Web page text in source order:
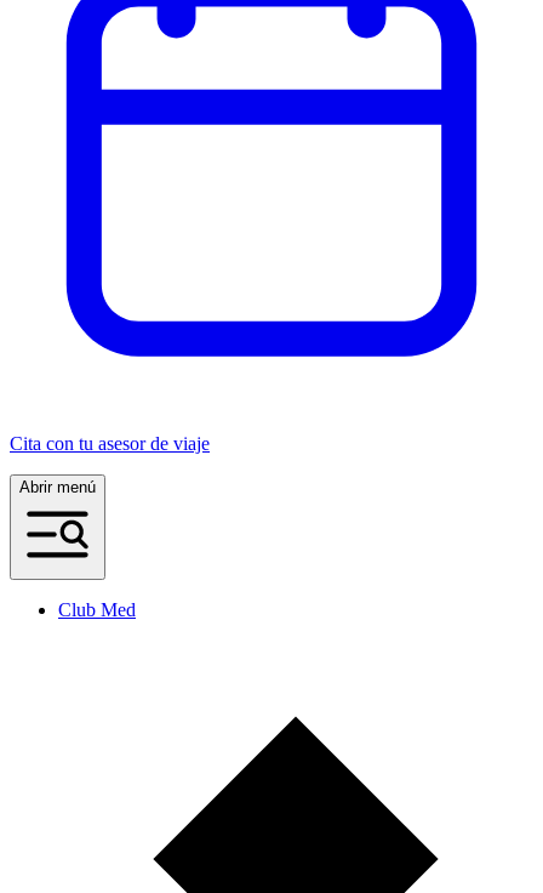
Cita con tu asesor de viaje
Abrir menú
Club Med